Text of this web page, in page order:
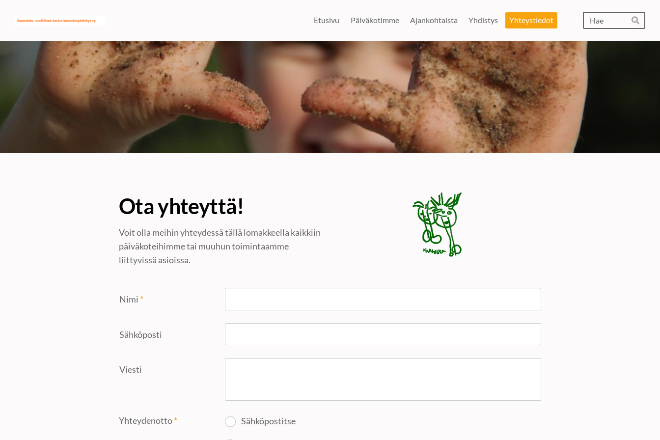
sivun
sisältöön
SVK:n kannatusyhdistys ry Etusivu Päiväkotimme Ajankohtaista Yhdistys Yhteystiedot
Hae
Ota yhteyttä!
Voit olla meihin yhteydessä tällä lomakkeella kaikkiin
päiväkoteihimme tai muuhun toimintaamme
liittyvissä asioissa.
Nimi *
Sähköposti
Viesti
Yhteydenotto* Sähköpostitse